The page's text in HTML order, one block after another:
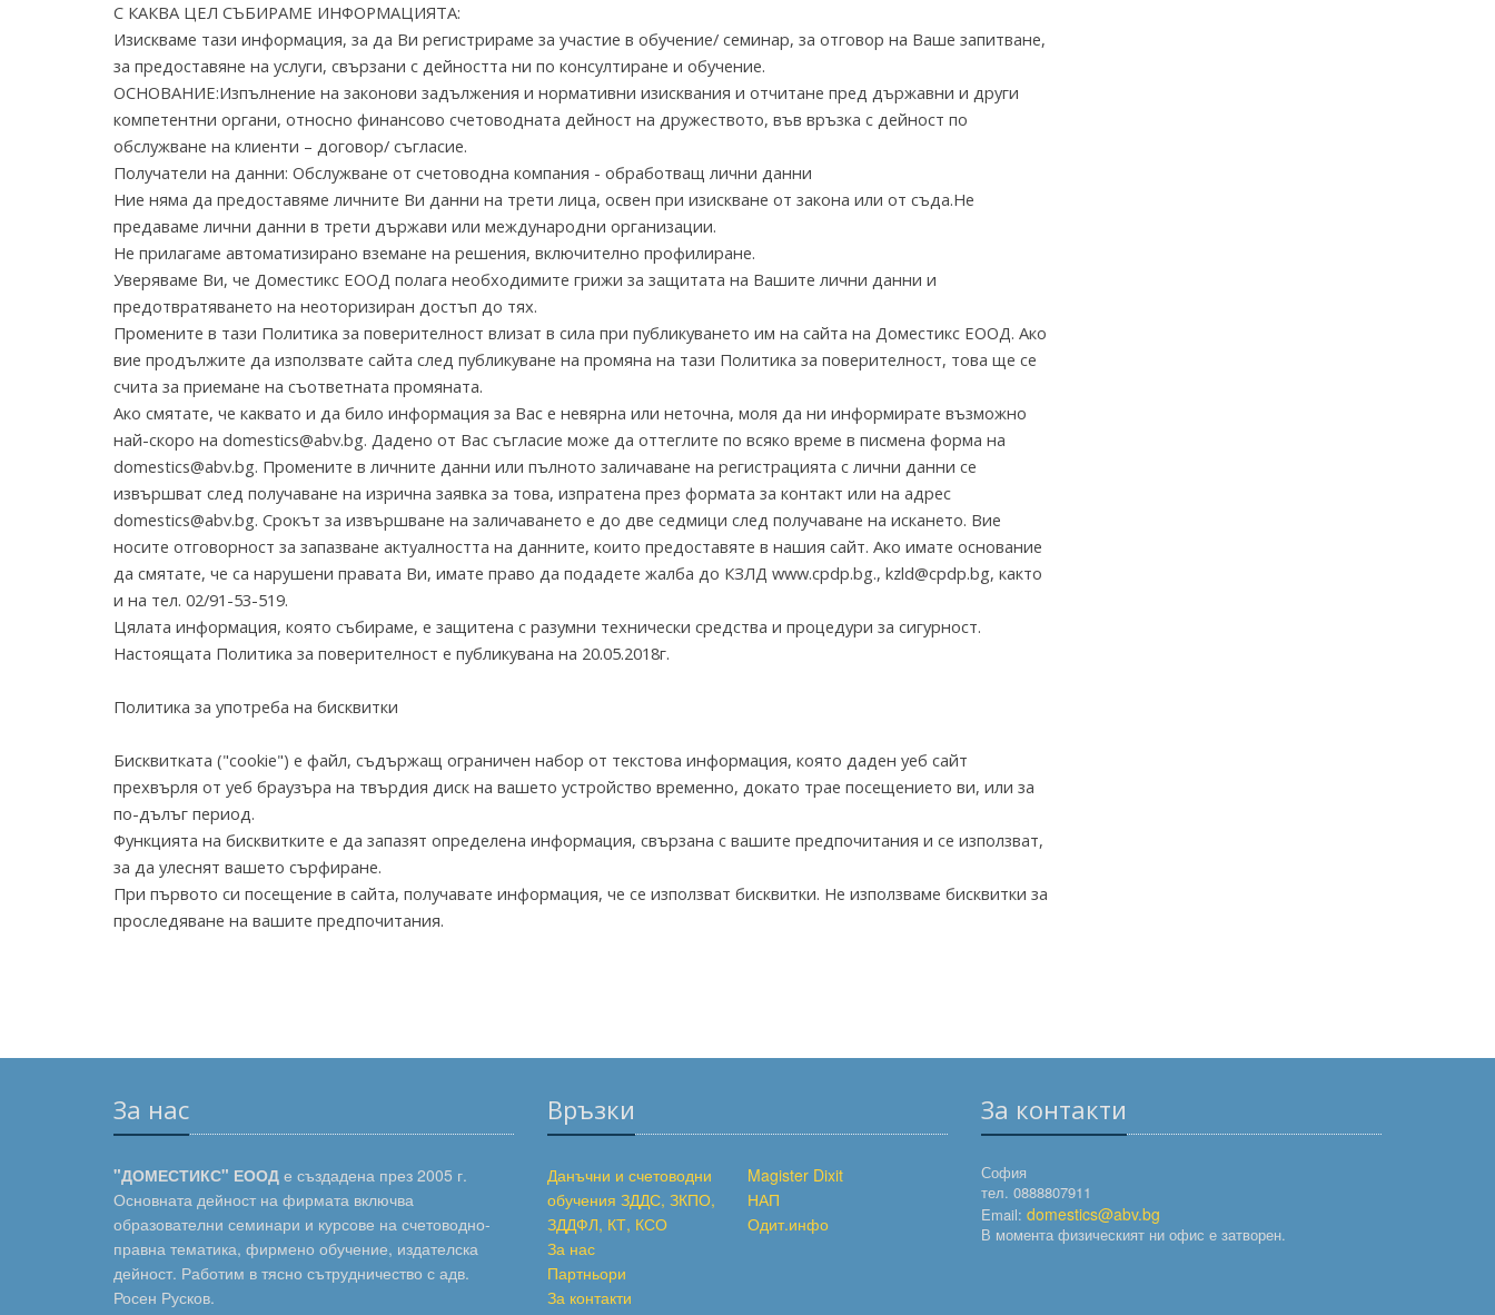
С КАКВА ЦЕЛ СЪБИРАМЕ ИНФОРМАЦИЯТА:
Изискваме тази информация, за да Ви регистрираме за участие в обучение/ семинар, за отговор на Ваше запитване,
за предоставяне на услуги, свързани с дейността ни по консултиране и обучение.
ОСНОВАНИЕ:Изпълнение на законови задължения и нормативни изисквания и отчитане пред държавни и други
компетентни органи, относно финансово счетоводната дейност на дружеството, във връзка с дейност по
обслужване на клиенти – договор/ съгласие.
Получатели на данни: Обслужване от счетоводна компания - обработващ лични данни
Ние няма да предоставяме личните Ви данни на трети лица, освен при изискване от закона или от съда.Не
предаваме лични данни в трети държави или международни организации.
Не прилагаме автоматизирано вземане на решения, включително профилиране.
Уверяваме Ви, че Доместикс ЕООД полага необходимите грижи за защитата на Вашите лични данни и
предотвратяването на неоторизиран достъп до тях.
Промените в тази Политика за поверителност влизат в сила при публикуването им на сайта на Доместикс ЕООД. Ако
вие продължите да използвате сайта след публикуване на промяна на тази Политика за поверителност, това ще се
счита за приемане на съответната промяната.
Ако смятате, че каквато и да било информация за Вас е невярна или неточна, моля да ни информирате възможно
най-скоро на domestics@abv.bg. Дадено от Вас съгласие може да оттеглите по всяко време в писмена форма на
domestics@abv.bg. Промените в личните данни или пълното заличаване на регистрацията с лични данни се
извършват след получаване на изрична заявка за това, изпратена през формата за контакт или на адрес
domestics@abv.bg. Срокът за извършване на заличаването е до две седмици след получаване на искането. Вие
носите отговорност за запазване актуалността на данните, които предоставяте в нашия сайт. Ако имате основание
да смятате, че са нарушени правата Ви, имате право да подадете жалба до КЗЛД www.cpdp.bg., kzld@cpdp.bg, както
и на тел. 02/91-53-519.
Цялата информация, която събираме, е защитена с разумни технически средства и процедури за сигурност.
Настоящата Политика за поверителност е публикувана на 20.05.2018г.
Политика за употреба на бисквитки
Бисквитката ("cookie") е файл, съдържащ ограничен набор от текстова информация, която даден уеб сайт
прехвърля от уеб браузъра на твърдия диск на вашето устройство временно, докато трае посещението ви, или за
по-дълъг период.
Функцията на бисквитките е да запазят определена информация, свързана с вашите предпочитания и се използват,
за да улеснят вашето сърфиране.
При първото си посещение в сайта, получавате информация, че се използват бисквитки. Не използваме бисквитки за
проследяване на вашите предпочитания.
За нас
"ДОМЕСТИКС" ЕООД е създадена през 2005 г.
Основната дейност на фирмата включва
образователни семинари и курсове на счетоводно-
правна тематика, фирмено обучение, издателска
дейност. Работим в тясно сътрудничество с адв.
Росен Русков.
Връзки
Данъчни и счетоводни
обучения ЗДДС, ЗКПО,
ЗДДФЛ, КТ, КСО
За нас
Партньори
За контакти
Magister Dixit
НАП
Одит.инфо
За контакти
София
тел. 0888807911
Email: domestics@abv.bg
В момента физическият ни офис е затворен.